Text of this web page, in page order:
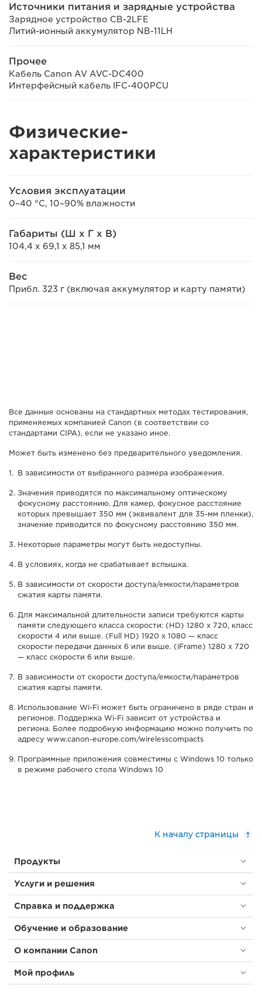
Источники питания и зарядные устройства
Зарядное устройство CB-2LFE
Литий-ионный аккумулятор NB-11LH
Прочее
Кабель Canon AV AVC-DC400
Интерфейсный кабель IFC-400PCU
Физические-
характеристики
Условия эксплуатации
0–40 °C, 10–90% влажности
Габариты (Ш x Г x В)
104,4 x 69,1 x 85,1 мм
Вес
Прибл. 323 г (включая аккумулятор и карту памяти)
Все данные основаны на стандартных методах тестирования,
применяемых компанией Canon (в соответствии со
стандартами CIPA), если не указано иное.
Может быть изменено без предварительного уведомления.
В зависимости от выбранного размера изображения.
Значения приводятся по максимальному оптическому
фокусному расстоянию. Для камер, фокусное расстояние
которых превышает 350 мм (эквивалент для 35-мм пленки),
значение приводится по фокусному расстоянию 350 мм.
Некоторые параметры могут быть недоступны.
В условиях, когда не срабатывает вспышка.
В зависимости от скорости доступа/емкости/параметров
сжатия карты памяти.
Для максимальной длительности записи требуются карты
памяти следующего класса скорости: (HD) 1280 x 720, класс
скорости 4 или выше. (Full HD) 1920 x 1080 — класс
скорости передачи данных 6 или выше. (iFrame) 1280 x 720
— класс скорости 6 или выше.
В зависимости от скорости доступа/емкости/параметров
сжатия карты памяти.
Использование Wi-Fi может быть ограничено в ряде стран и
регионов. Поддержка Wi-Fi зависит от устройства и
региона. Более подробную информацию можно получить по
адресу www.canon-europe.com/wirelesscompacts
Программные приложения совместимы с Windows 10 только
в режиме рабочего стола Windows 10
К началу страницы
Продукты
Услуги и решения
Справка и поддержка
Обучение и образование
О компании Canon
Мой профиль